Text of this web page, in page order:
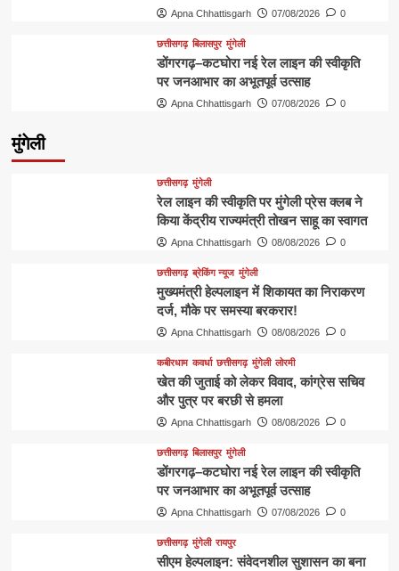
Apna Chhattisgarh 07/08/2026 0
छत्तीसगढ़ बिलासपुर मुंगेली
डोंगरगढ़–कटघोरा नई रेल लाइन की स्वीकृति
पर जनआभार का अभूतपूर्व उत्साह
Apna Chhattisgarh 07/08/2026 0
मुंगेली
छत्तीसगढ़ मुंगेली
रेल लाइन की स्वीकृति पर मुंगेली प्रेस क्लब ने
किया केंद्रीय राज्यमंत्री तोखन साहू का स्वागत
Apna Chhattisgarh 08/08/2026 0
छत्तीसगढ़ ब्रेकिंग न्यूज मुंगेली
मुख्यमंत्री हेल्पलाइन में शिकायत का निराकरण
दर्ज, मौके पर समस्या बरकरार!
Apna Chhattisgarh 08/08/2026 0
कबीरधाम कवर्धा छत्तीसगढ़ मुंगेली लोरमी
खेत की जुताई को लेकर विवाद, कांग्रेस सचिव
और पुत्र पर बरछी से हमला
Apna Chhattisgarh 08/08/2026 0
छत्तीसगढ़ बिलासपुर मुंगेली
डोंगरगढ़–कटघोरा नई रेल लाइन की स्वीकृति
पर जनआभार का अभूतपूर्व उत्साह
Apna Chhattisgarh 07/08/2026 0
छत्तीसगढ़ मुंगेली रायपुर
सीएम हेल्पलाइन: संवेदनशील सुशासन का बना